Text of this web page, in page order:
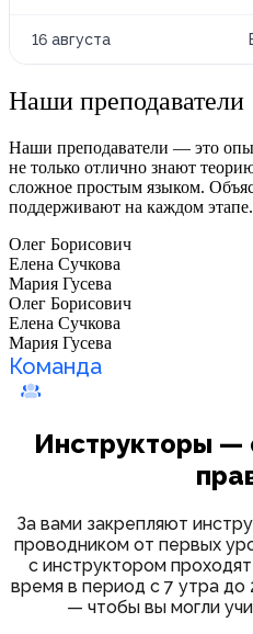
16 августа
Наши преподаватели
Наши преподаватели — это
не только отлично знают
сложное простым языком.
поддерживают на каждом этапе.
Олег Борисович
Елена Сучкова
Мария Гусева
Олег Борисович
Елена Сучкова
Мария Гусева
Команда
Инструкторы —
За вами закрепляют
проводником от первых
с инструктором
время в период с 7 утра
— чтобы вы могли